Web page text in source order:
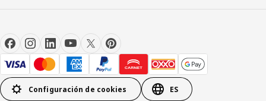
Configuración de cookies ES